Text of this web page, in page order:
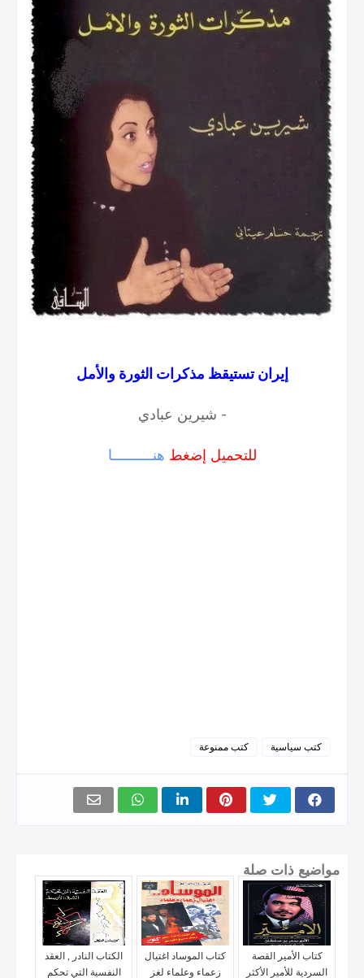
إيران تستيقظ مذكرات الثورة والأمل
- شيرين عبادي
للتحميل إضغط هنــــــــــا
كتب سياسية كتب ممنوعة
مواضيع ذات صلة
كتاب الأمير القصة
السردية للأمير الأكثر
كتاب الموساد اغتيال
زعماء وعلماء لغز
الكتاب النادر , العقد
النفسية التي تحكم